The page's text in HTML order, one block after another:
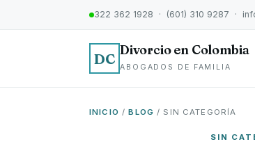
322 362 1928 · (601) 310 9287 ·
DC
Divorcio en Colombia
ABOGADOS DE FAMILIA
INICIO /BLOG / SIN CATEGORÍA
SIN